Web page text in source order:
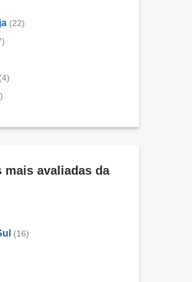
(22)
(4)
mais avaliadas da
(16)